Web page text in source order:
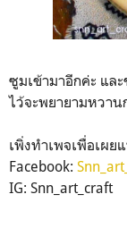
ซูมเข้ามาอีกค่ะ แล
ไว้จะพยายามหวาน
เพิ่งทำเพจเพื่อเผ
Facebook:
IG: Snn_art_craft